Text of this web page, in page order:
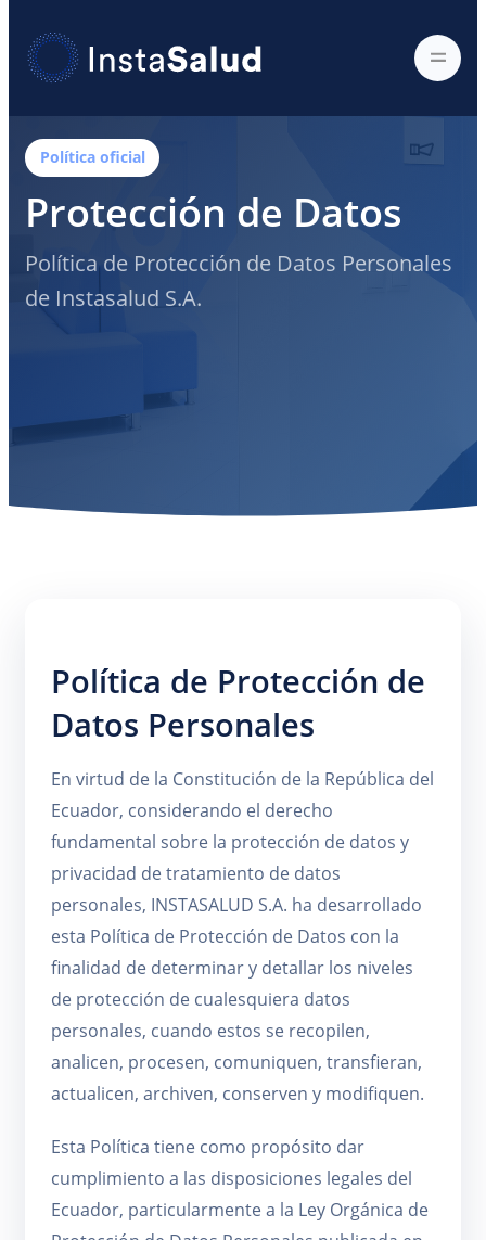
Política oficial
Protección de Datos
Política de Protección de Datos Personales
de Instasalud S.A.
Política de Protección de
Datos Personales
En virtud de la Constitución de la República del
Ecuador, considerando el derecho
fundamental sobre la protección de datos y
privacidad de tratamiento de datos
personales, INSTASALUD S.A. ha desarrollado
esta Política de Protección de Datos con la
finalidad de determinar y detallar los niveles
de protección de cualesquiera datos
personales, cuando estos se recopilen,
analicen, procesen, comuniquen, transfieran,
actualicen, archiven, conserven y modifiquen.
Esta Política tiene como propósito dar
cumplimiento a las disposiciones legales del
Ecuador, particularmente a la Ley Orgánica de